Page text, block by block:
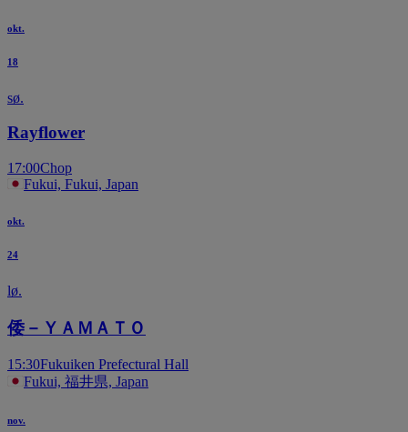
okt.
18
sø.
Rayflower
17:00Chop
Fukui, Fukui, Japan
okt.
24
lø.
倭－ＹＡＭＡＴＯ
15:30Fukuiken Prefectural Hall
Fukui, 福井県, Japan
nov.